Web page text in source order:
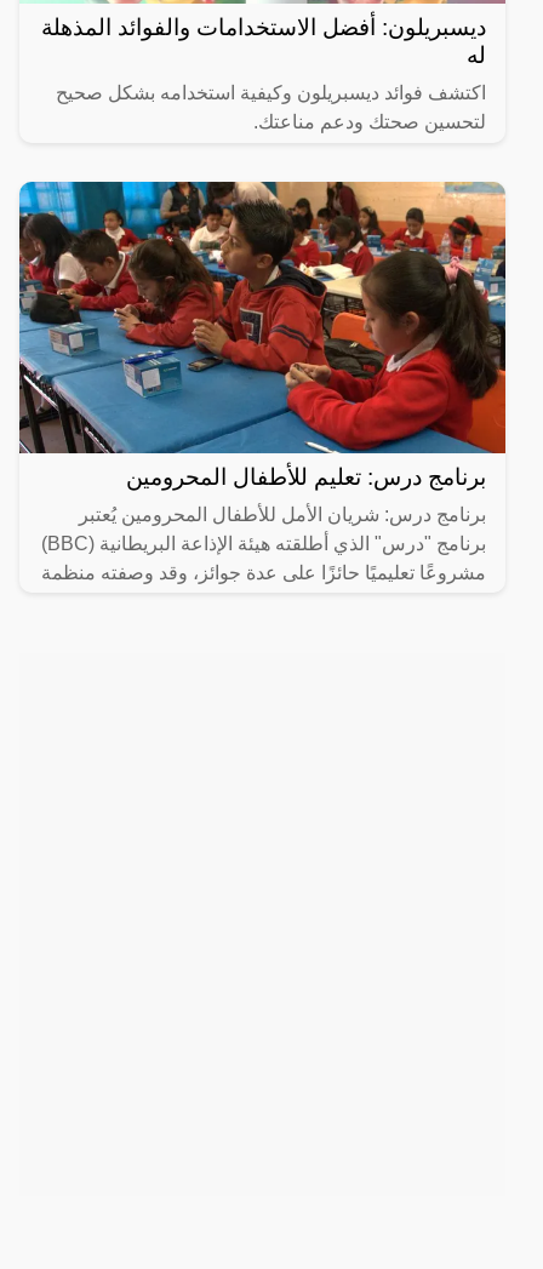
ديسبريلون: أفضل الاستخدامات والفوائد المذهلة
له
اكتشف فوائد ديسبريلون وكيفية استخدامه بشكل صحيح
لتحسين صحتك ودعم مناعتك.
برنامج درس: تعليم للأطفال المحرومين
برنامج درس: شريان الأمل للأطفال المحرومين يُعتبر
برنامج "درس" الذي أطلقته هيئة الإذاعة البريطانية (BBC)
مشروعًا تعليميًا حائزًا على عدة جوائز، وقد وصفته منظمة